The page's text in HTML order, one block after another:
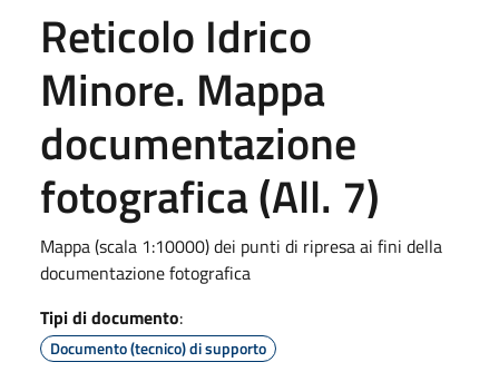
Reticolo Idrico
Minore. Mappa
documentazione
fotografica (All. 7)
Mappa (scala 1:10000) dei punti di ripresa ai fini della
documentazione fotografica
Tipi di documento:
Documento (tecnico) di supporto